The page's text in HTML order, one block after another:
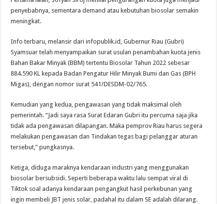
penyebabnya, sementara demand atau kebutuhan biosolar semakin
meningkat.
Info terbaru, melansir dari infopublik.id, Gubernur Riau (Gubri)
Syamsuar telah menyampaikan surat usulan penambahan kuota jenis
Bahan Bakar Minyak (BBM) tertentu Biosolar Tahun 2022 sebesar
884.590 KL kepada Badan Pengatur Hilir Minyak Bumi dan Gas (BPH
Migas), dengan nomor surat 541/DESDM-02/765.
Kemudian yang kedua, pengawasan yang tidak maksimal oleh
pemerintah. “Jadi saya rasa Surat Edaran Gubri itu percuma saja jika
tidak ada pengawasan dilapangan. Maka pemprov Riau harus segera
melakukan pengawasan dan Tindakan tegas bagi pelanggar aturan
tersebut,” pungkasnya.
Ketiga, diduga maraknya kendaraan industri yang menggunakan
biosolar bersubsidi. Seperti beberapa waktu lalu sempat viral di
Tiktok soal adanya kendaraan pengangkut hasil perkebunan yang
ingin membeli JBT jenis solar, padahal itu dalam SE adalah dilarang.